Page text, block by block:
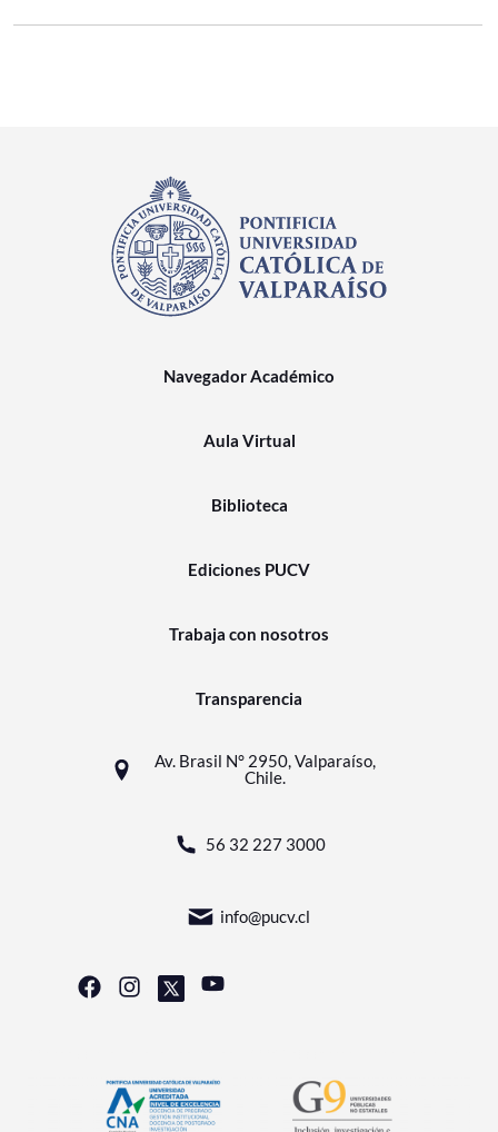
Navegador Académico
Aula Virtual
Biblioteca
Ediciones PUCV
Trabaja con nosotros
Transparencia
Av. Brasil N° 2950, Valparaíso,
Chile.
56 32 227 3000
info@pucv.cl